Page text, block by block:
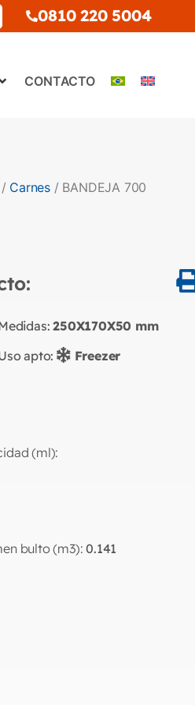
0810 220 5004
CONTACTO
/ Carnes / BANDEJA 700
250X170X50 mm
apto:
Freezer
(ml):
bulto (m3):0.141